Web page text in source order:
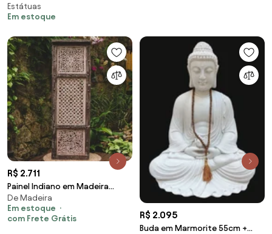
Fibrocimento | Bali
Estátuas
Em estoque
R$ 2.711
Painel Indiano em Madeira
185cm
De Madeira
Em estoque
com Frete Grátis
R$ 2.095
Buda em Marmorite 55cm +